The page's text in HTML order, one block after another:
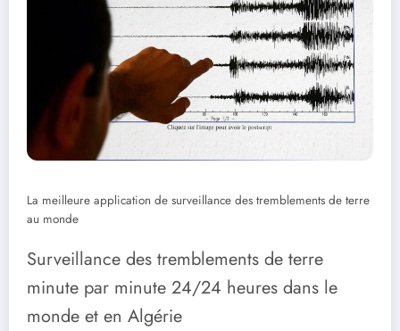
La meilleure application de surveillance des tremblements de terre
au monde
Surveillance des tremblements de terre
minute par minute 24/24 heures dans le
monde et en Algérie